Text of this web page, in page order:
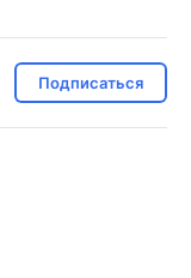
Подписаться